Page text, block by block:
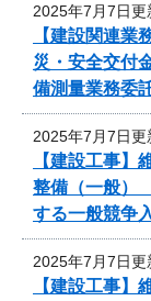
2025年7月7日更
【建設関連
災・安全交付
備測量業務委
2025年7月7日更
【建設工事
整備（一般）
する一般競争
2025年7月7日更
【建設工事